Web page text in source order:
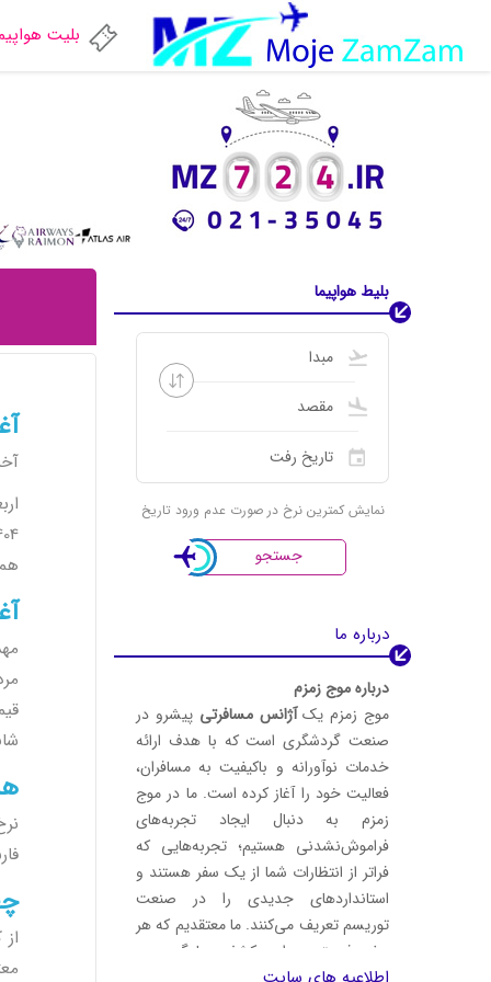
بلیت
بلیط هواپیما
نمایش کمترین نرخ در صورت عدم ورود تاریخ
جستجو
درباره ما
درباره موج زمزم
موج زمزم یکآژانس مسافرتی پیشرو در
صنعت گردشگری است که با هدف ارائه
خدمات نوآورانه و باکیفیت به مسافران،
فعالیت خود را آغاز کرده است. ما در موج
زمزم به دنبال ایجاد تجربه‌های
فراموش‌نشدنی هستیم؛ تجربه‌هایی که
فراتر از انتظارات شما از یک سفر هستند و
استانداردهای جدیدی را در صنعت
توریسم تعریف می‌کنند. ما معتقدیم که هر
سفر فرصتی برای کشف، یادگیری و
1404 از چهارشنبه، 8 مرداد آغاز می‌شود. از
مرداد
فارس،